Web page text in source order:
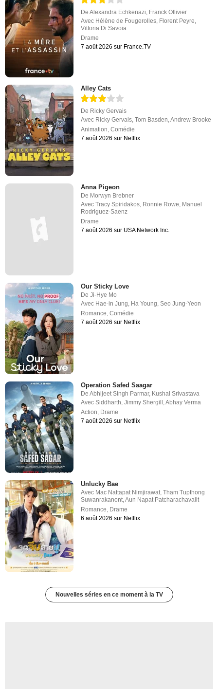
DeAlexandra Echkenazi Franck Ollivier
Avec Hélène de Fougerolles Florent Peyre
Vittoria Di Savoia
Drame
7 août 2026 sur France.TV
Alley Cats
De Ricky Gervais
Avec Ricky Gervais,Tom Basden,Andrew Brooke
Animation,Comédie
7 août 2026 sur Netflix
Anna Pigeon
De Morwyn Brebner
AvecTracy Spiridakos, Ronnie Rowe, Manuel
Rodriguez-Saenz
Drame
7 août 2026 sur USA Network Inc.
Our Sticky Love
DeJi-Hye Mo
Avec Hae-in Jung Ha Young ,Seo Jung-Yeon
Romance ,Comédie
7 août 2026 sur Netflix
Operation Safed Saagar
DeAbhijeet Singh Parmar, Kushal Srivastava
AvecSiddharth,Jimmy Shergill ,Abhay Verma
Action, Drame
7 août 2026 sur Netflix
Unlucky Bae
Avec Mac Nattapat Nimjirawat,Tham Tupthong
Suwanrakanont,Aun Napat Patcharachavalit
Romance, Drame
6 août 2026 sur Netflix
Nouvelles séries en ce moment à la TV